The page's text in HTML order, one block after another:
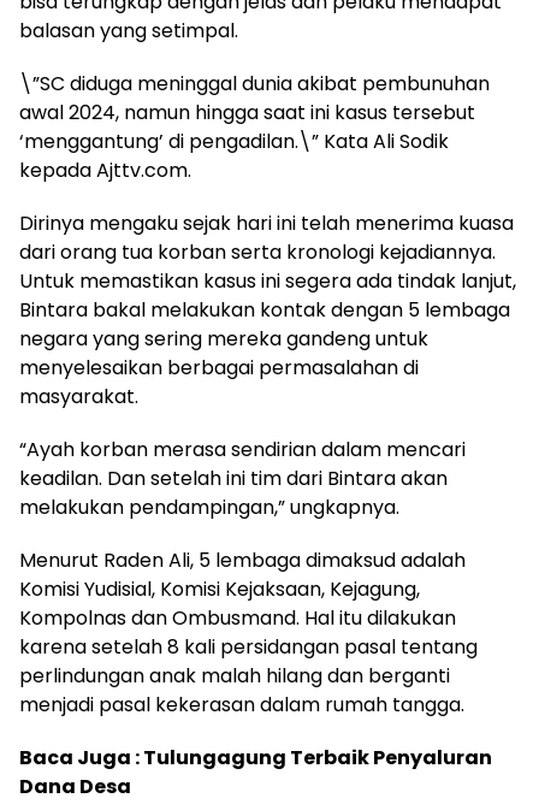
balasan yang setimpal.
\”SC diduga meninggal dunia akibat pembunuhan
awal 2024, namun hingga saat ini kasus tersebut
‘menggantung’ di pengadilan.\” Kata Ali Sodik
kepada Ajttv.com.
Dirinya mengaku sejak hari ini telah menerima kuasa
dari orang tua korban serta kronologi kejadiannya.
Untuk memastikan kasus ini segera ada tindak lanjut,
Bintara bakal melakukan kontak dengan 5 lembaga
negara yang sering mereka gandeng untuk
menyelesaikan berbagai permasalahan di
masyarakat.
“Ayah korban merasa sendirian dalam mencari
keadilan. Dan setelah ini tim dari Bintara akan
melakukan pendampingan,” ungkapnya.
Menurut Raden Ali, 5 lembaga dimaksud adalah
Komisi Yudisial, Komisi Kejaksaan, Kejagung,
Kompolnas dan Ombusmand. Hal itu dilakukan
karena setelah 8 kali persidangan pasal tentang
perlindungan anak malah hilang dan berganti
menjadi pasal kekerasan dalam rumah tangga.
Baca Juga :Tulungagung Terbaik Penyaluran
Dana Desa